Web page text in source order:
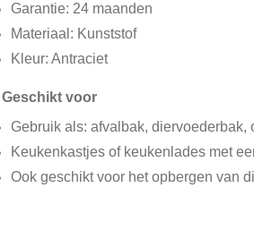
Garantie: 24 maanden
Materiaal: Kunststof
Kleur: Antraciet
Geschikt voor
Gebruik als: afvalbak,
Keukenkastjes of keukenlades met
Ook geschikt voor het opbergen van